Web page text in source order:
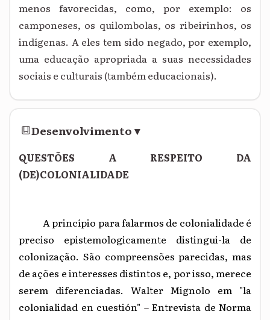
menos favorecidas, como, por exemplo: os
camponeses, os quilombolas, os ribeirinhos, os
indígenas. A eles tem sido negado, por exemplo,
uma educação apropriada a suas necessidades
sociais e culturais (também educacionais).
Desenvolvimento▾
QUESTÕES A RESPEITO DA
(DE)COLONIALIDADE
A princípio para falarmos de colonialidade é
preciso epistemologicamente distingui-la de
colonização. São compreensões parecidas, mas
de ações e interesses distintos e, por isso, merece
serem diferenciadas. Walter Mignolo em "la
colonialidad en cuestión" –Entrevista de Norma